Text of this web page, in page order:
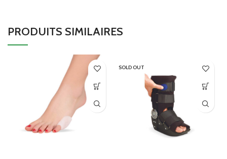
PRODUITS SIMILAIRES
SOLD OUT